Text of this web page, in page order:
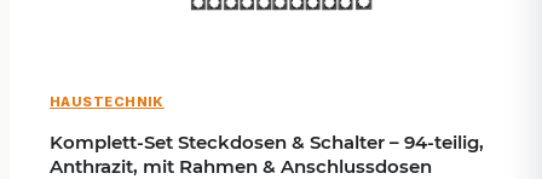
HAUSTECHNIK
Komplett-Set Steckdosen & Schalter – 94-teilig,
Anthrazit, mit Rahmen & Anschlussdosen